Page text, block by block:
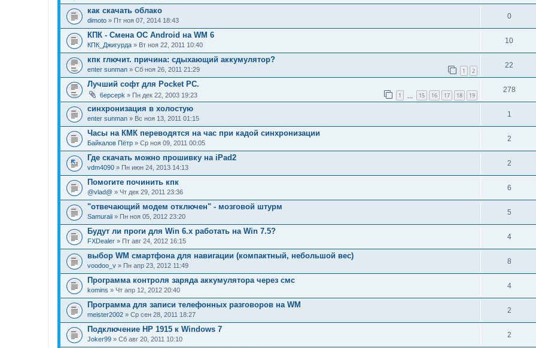
как скачать облако
dimoto » Пт ноя 07, 2014 18:43
0
КПК - Смена ОС Android на WM 6
КПК_Джигурда » Вт ноя 22, 2011 10:40
10
кпк глючит. причина: сдыхающий аккумулятор?
enter sunman » Сб ноя 26, 2011 21:29 1 2
22
Лучший софт для Pocket PC.
6epcepk » Пн дек 22, 2003 19:23 1 15 16 17 18 19
278
синхронизация в холостую
enter sunman » Вс ноя 13, 2011 01:15
1
Часы на КМК переводятся на час при кадой синхронизации
Байкалов Пётр » Ср ноя 09, 2011 00:05
2
Где скачать можно прошивку на iPad2
vdm4090 » Пн июн 24, 2013 14:13
2
Помогите починить кпк
@vlad@ » Чт дек 29, 2011 23:36
6
"отвечающий модем отключен" - мозговой штурм
Samuraii » Пн ноя 05, 2012 23:20
5
Будут ли проги для Win 6.x работать на Win 7.5?
FXDealer » Пт авг 24, 2012 16:15
4
выбор WM смартфона для навигации (компактный, небольшой вес)
voodoo_v » Пн апр 23, 2012 11:49
8
Программа контроля заряда аккумулятора через смс
komins » Чт апр 12, 2012 20:40
4
Программа для записи телефонных разговоров на WM
meister2002 » Ср сен 28, 2011 18:27
2
Подключение HP 1915 к Windows 7
Joker99 » Сб авг 20, 2011 10:10
2